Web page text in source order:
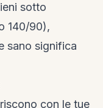
sotto
140/90),
sano significa
con le tue